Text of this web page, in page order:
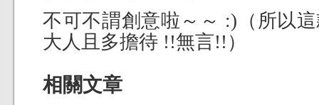
不可不謂創意啦～～ :)（所以
大人且多擔待 !!無言!!）
相關文章